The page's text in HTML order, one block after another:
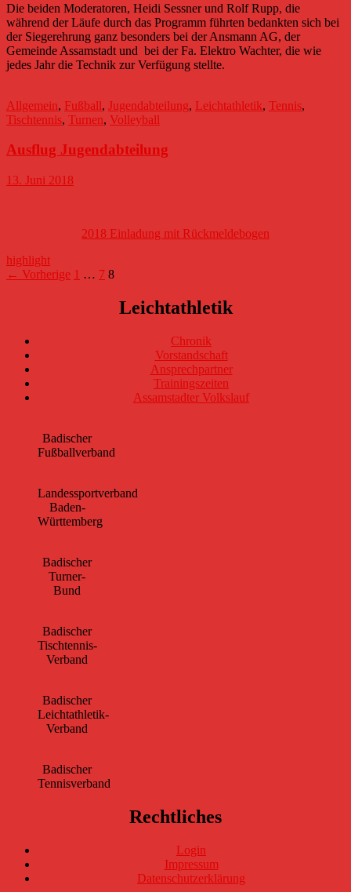
Die beiden Moderatoren, Heidi Sessner und Rolf Rupp, die
während der Läufe durch das Programm führten bedankten sich bei
der Siegerehrung ganz besonders bei der Ansmann AG, der
Gemeinde Assamstadt und bei der Fa. Elektro Wachter, die wie
jedes Jahr die Technik zur Verfügung stellte.
Allgemein, Fußball, Jugendabteilung, Leichtathletik, Tennis,
Tischtennis, Turnen, Volleyball
Ausflug Jugendabteilung
13. Juni 2018
2018 Einladung mit Rückmeldebogen
highlight
Beitragsnavigation
← Vorherige 1 … 7 8
Leichtathletik
Chronik
Vorstandschaft
Ansprechpartner
Trainingszeiten
Assamstadter Volkslauf
Badischer
Fußballverband
Landessportverband
Baden-
Württemberg
Badischer
Turner-
Bund
Badischer
Tischtennis-
Verband
Badischer
Leichtathletik-
Verband
Badischer
Tennisverband
Rechtliches
Login
Impressum
Datenschutzerklärung